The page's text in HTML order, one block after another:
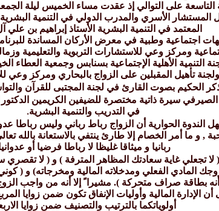
المستشار الأسري والمدرب الدولي في التنمية
المعتمد في التنمية البشرية الأستاذ إبراهيم بن
اجتماعية وطبية في معرض الأركان المساندة
ومركز وعي للاستشارات التربوية والتعليمية
التنمية الأهلية الإجتماعية بسنابس وجمعية العطاء
تأهيل المقبلين على الزواج بالبحاري ومركز وعي
الحكيم بصوت القارئ في لجنة المجتبى للقرآن
سيرة ذاتية مختصرة للضيفين الكريمين
في التدريب والتنمية البشرية.
الحوارية أن الزواج رباط رباني وليس رباطا
, و ما أمر الخصام إلا طارئ ينتفي بالاستعانة بالله
ربانيا و ميثاقا غليظا لا رباطا فرضيا أو
تجعلي غاية سعادتك المظاهر المترفة ) و ( لا
بطاقة صراف متحركة ). مشيرا ً إلا أنه من واجب الزوج
المالية وأوليات الإنفاق تكون ضمن زوايا
أولوياتكما بالترتيب والتصنيف ضمن زوايا